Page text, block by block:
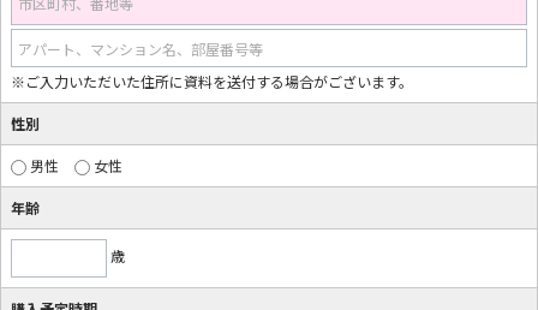
アパート、マンション名、部屋番号等
※ご入力いただいた住所に資料を送付する場合がございます。
性別
男性 女性
年齢
歳